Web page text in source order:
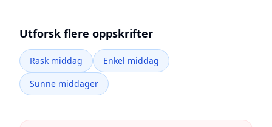
Utforsk flere oppskrifter
Rask middag
Enkel middag
Sunne middager